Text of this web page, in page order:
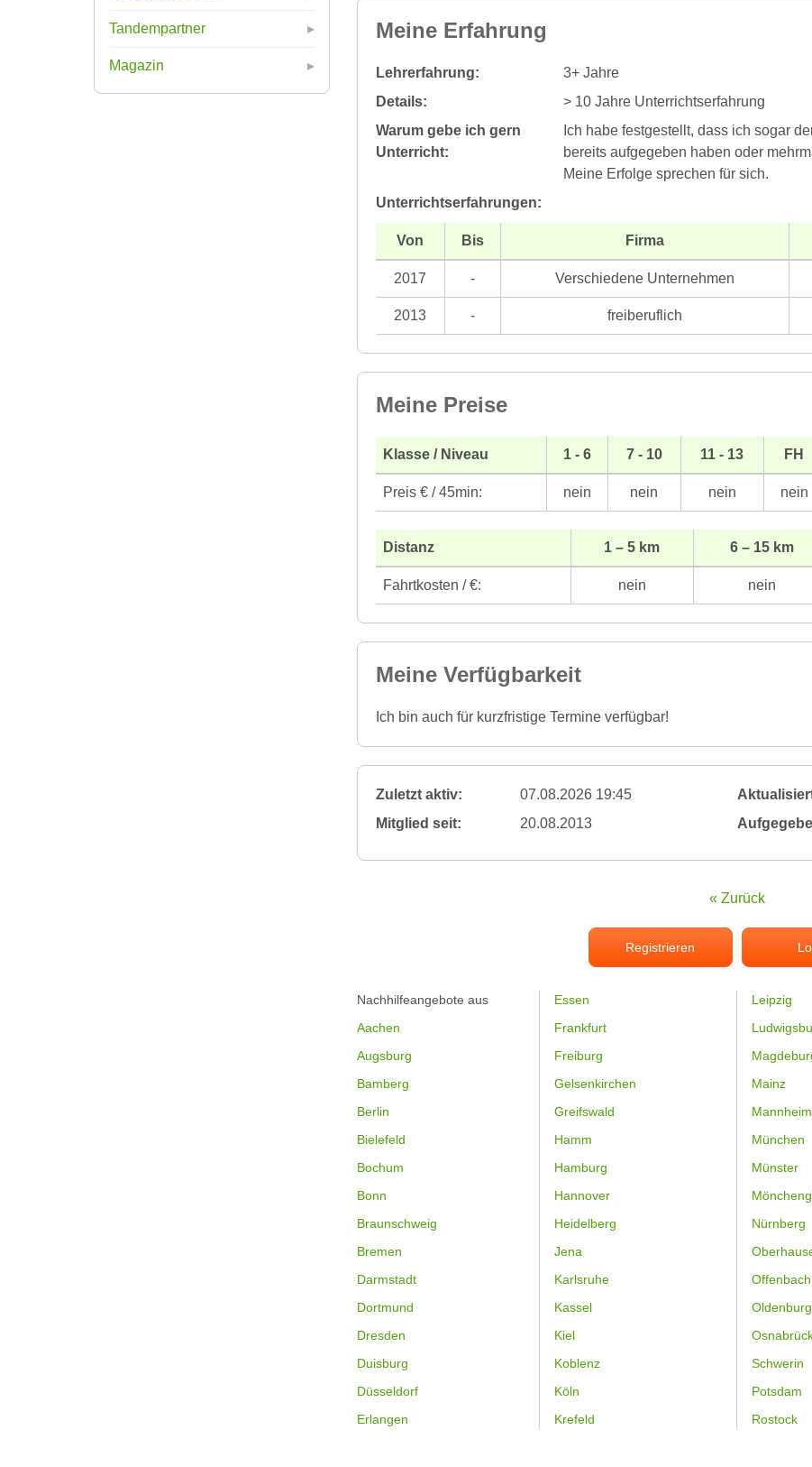
Tandempartner
Magazin
Meine Erfahrung
Lehrerfahrung:
3+ Jahre
Details:
> 10 Jahre Unterrichtserfahrung
Warum gebe ich gern
Unterricht:
Ich habe festgestellt, dass ich sogar
bereits aufgegeben haben oder
Meine Erfolge sprechen für sich.
Unterrichtserfahrungen:
Von Bis Firma
2017 - Verschiedene Unternehmen
2013 - freiberuflich
Meine Preise
Klasse / Niveau 1 - 6 7 - 10 11 - 13 FH
Preis € / 45min: nein nein nein nein
Distanz 1 – 5 km 6 – 15 km
Fahrtkosten / €: nein nein
Meine Verfügbarkeit
Ich bin auch für kurzfristige Termine verfügbar!
Zuletzt aktiv: 07.08.2026 19:45
Mitglied seit:
20.08.2013
« Zurück
Registrieren
Nachhilfeangebote aus
Aachen
Augsburg
Bamberg
Berlin
Bielefeld
Bochum
Bonn
Braunschweig
Bremen
Darmstadt
Dortmund
Dresden
Duisburg
Düsseldorf
Erlangen
Essen
Frankfurt
Freiburg
Gelsenkirchen
Greifswald
Hamm
Hamburg
Hannover
Heidelberg
Jena
Karlsruhe
Kassel
Kiel
Koblenz
Köln
Krefeld
Leipzig
Mainz
Mannheim
München
Münster
Nürnberg
Offenbach
Oldenburg
Schwerin
Potsdam
Rostock